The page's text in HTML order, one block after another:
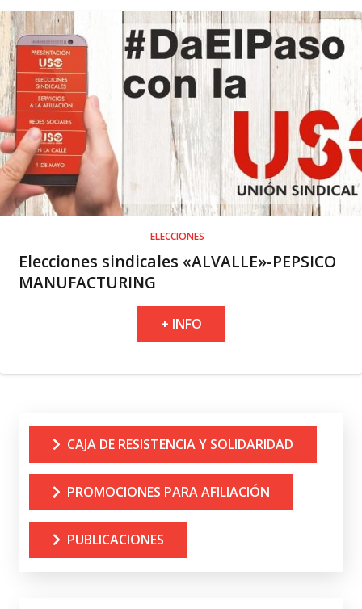
ELECCIONES
Elecciones sindicales «ALVALLE»-PEPSICO
MANUFACTURING
+ INFO
CAJA DE RESISTENCIA Y SOLIDARIDAD
PROMOCIONES PARA AFILIACIÓN
PUBLICACIONES